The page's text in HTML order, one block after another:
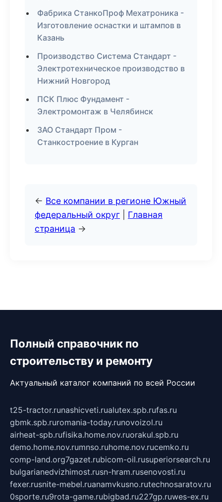
Фабрика СтанкоПроф Мехатроника -
Изготовление оснастки и штампов в
Казань
Производство Система Стандарт -
Электротехническое производство в
Нижний Новгород
ПСК Плюс Фундамент -
Электромонтаж в Челябинск
ЗАО Стандарт Пром -
Станкостроение в Курган
← Все компании в регионе Южный
федеральный округ
Главная
страница →
Полный справочник по
строительству и ремонту
Актуальный каталог компаний по всей России
t25-tractor.runashicveti.rualutex.spb.rufas.ru
gbmk.spb.ruromania-today.runovoizol.ru
airheat-spb.rufisika.home.nov.ruorakul.spb.ru
demo.home.nov.rumnso.ruhome.nov.rucemko.ru
comp-land.org7gazet.rubicom-oil.rusuperiorsearch.ru
bulgarianedvizhimost.rusn-hram.rusenovosti.ru
fexer.rusnite-mebel.ruanamvkusno.rutechnosaratov.ru
0sporte.ru9rota-game.rubigbad.ru227gp.ruwes-ex.ru